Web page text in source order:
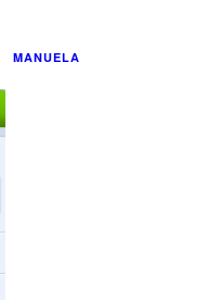
MANUELA